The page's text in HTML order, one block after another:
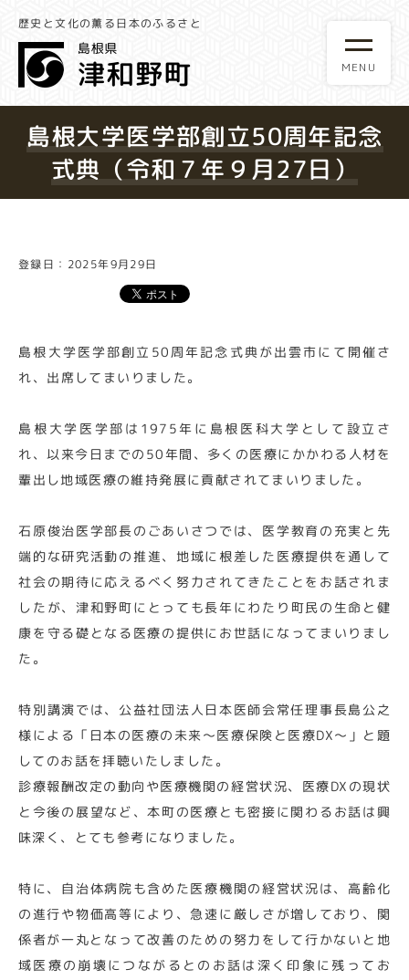
歴史と文化の薫る日本のふるさと
島根大学医学部創立50周年記念
式典（令和７年９月27日）
登録日：2025年9月29日
島根大学医学部創立50周年記念式典が出雲市にて開催さ
れ、出席してまいりました。
島根大学医学部は1975年に島根医科大学として設立さ
れ、以来今日までの50年間、多くの医療にかかわる人材を
輩出し地域医療の維持発展に貢献されてまいりました。
石原俊治医学部長のごあいさつでは、医学教育の充実と先
端的な研究活動の推進、地域に根差した医療提供を通して
社会の期待に応えるべく努力されてきたことをお話されま
したが、津和野町にとっても長年にわたり町民の生命と健
康を守る礎となる医療の提供にお世話になってまいりまし
た。
特別講演では、公益社団法人日本医師会常任理事長島公之
様による「日本の医療の未来～医療保険と医療DX～」と題
してのお話を拝聴いたしました。
診療報酬改定の動向や医療機関の経営状況、医療DXの現状
と今後の展望など、本町の医療とも密接に関わるお話は興
味深く、とても参考になりました。
特に、自治体病院も含めた医療機関の経営状況は、高齢化
の進行や物価高等により、急速に厳しさが増しており、関
係者が一丸となって改善のための努力をして行かないと地
域医療の崩壊につながるとのお話は深く印象に残ってお